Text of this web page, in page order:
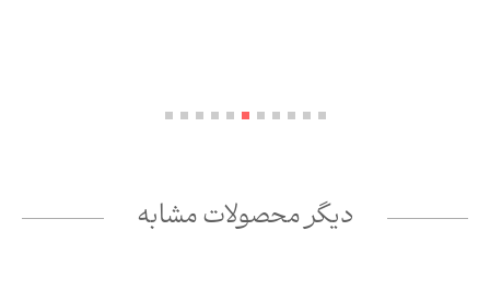
دیگر محصولات مشابه